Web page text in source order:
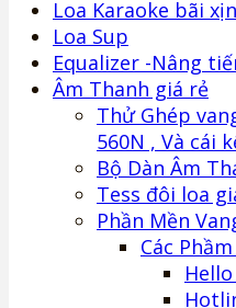
Loa Karaoke bãi xịn
Loa Sup
Equalizer -Nâng
Âm Thanh giá rẻ
Thử Ghép
560N , Và cái
Bộ Dàn Âm
Tess đôi loa
Phần Mền
Các